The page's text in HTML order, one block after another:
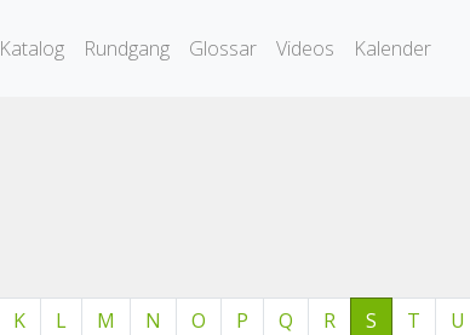
Katalog Rundgang Glossar Videos Kalender
K L M N O P Q R S T U